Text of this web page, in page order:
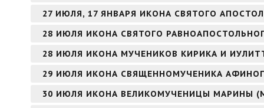
27 ИЮЛЯ, 17 ЯНВАРЯ ИКОНА СВЯТОГО
28 ИЮЛЯ ИКОНА СВЯТОГО
28 ИЮЛЯ ИКОНА МУЧЕНИКОВ КИРИКА И
29 ИЮЛЯ ИКОНА СВЯЩЕННОМУЧЕНИКА
30 ИЮЛЯ ИКОНА ВЕЛИКОМУЧЕНИЦЫ МАРИНЫ